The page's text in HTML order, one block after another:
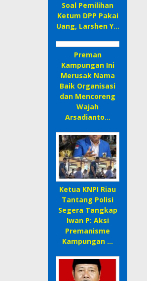
Soal Pemilihan
Ketum DPP Pakai
Uang, Larshen Y…
Preman
Kampungan Ini
Merusak Nama
Baik Organisasi
dan Mencoreng
Wajah
Arsadianto…
Ketua KNPI Riau
Tantang Polisi
Segera Tangkap
Iwan P: Aksi
Premanisme
Kampungan …